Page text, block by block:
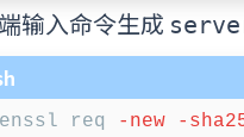
输入命令生成
req -new -